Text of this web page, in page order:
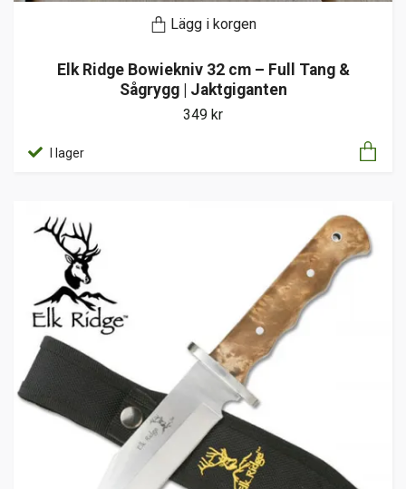
Lägg i korgen
Elk Ridge Bowiekniv 32 cm – Full Tang &
Sågrygg | Jaktgiganten
349 kr
I lager